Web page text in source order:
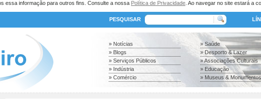
essa informação para outros fins. Consulte a nossa Política de Privacidade . Ao navegar no site estará a
PESQUISAR
» Notícias
» Blogs
» Serviços Públicos
» Indústria
» Comércio
» Saúde
» Desporto & Lazer
» Associações Culturais
» Educação
» Museus & Monumentos